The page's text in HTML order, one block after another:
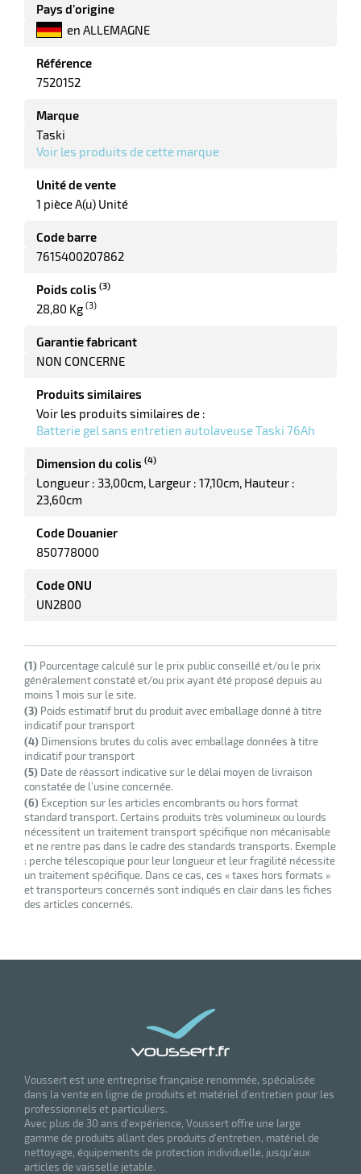
Pays d’origine
en ALLEMAGNE
Référence
7520152
Marque
Taski
Voir les produits de cette marque
Unité de vente
1 pièce A(u) Unité
Code barre
7615400207862
Poids colis (3)
28,80 Kg (3)
Garantie fabricant
NON CONCERNE
Produits similaires
Voir les produits similaires de :
Batterie gel sans entretien autolaveuse Taski 76Ah
Dimension du colis (4)
Longueur : 33,00cm Largeur : 17,10cm Hauteur :
23,60cm
Code Douanier
850778000
Code ONU
UN2800
(1) Pourcentage calculé sur le prix public conseillé et/ou le prix
généralement constaté et/ou prix ayant été proposé depuis au
moins 1 mois sur le site.
(3) Poids estimatif brut du produit avec emballage donné à titre
indicatif pour transport
(4) Dimensions brutes du colis avec emballage données à titre
indicatif pour transport
(5) Date de réassort indicative sur le délai moyen de livraison
constatée de l’usine concernée.
(6) Exception sur les articles encombrants ou hors format
standard transport. Certains produits très volumineux ou lourds
nécessitent un traitement transport spécifique non mécanisable
et ne rentre pas dans le cadre des standards transports. Exemple
: perche télescopique pour leur longueur et leur fragilité nécessite
un traitement spécifique. Dans ce cas, ces « taxes hors formats »
et transporteurs concernés sont indiqués en clair dans les fiches
des articles concernés.
Voussert est une entreprise française renommée, spécialisée
dans la vente en ligne de produits et matériel d'entretien pour les
professionnels et particuliers.
Avec plus de 30 ans d'expérience, Voussert offre une large
gamme de produits allant des produits d'entretien, matériel de
nettoyage, équipements de protection individuelle, jusqu'aux
articles de vaisselle jetable.